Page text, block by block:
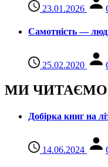
23.01.2026
Самотність —
25.02.2020
МИ ЧИТАЄМО
Добірка книг на
14.06.2024